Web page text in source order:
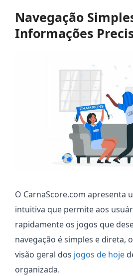
Navegação
Informações
O CarnaScore.com apresenta
intuitiva que permite aos
rapidamente os jogos que
navegação é simples e direta,
visão geral dos jogos de hoje
organizada.